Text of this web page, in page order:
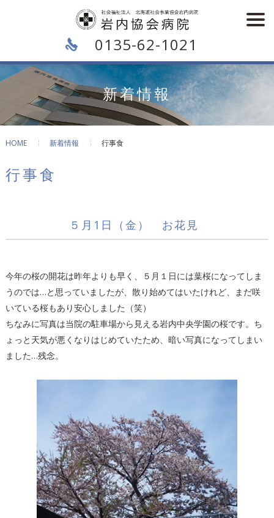
0135-62-1021
新着情報
HOME 新着情報 行事食
行事食
５月1日（金） お花見
今年の桜の開花は昨年よりも早く、５月１日には葉桜になってしま
うのでは…と思っていましたが、散り始めてはいたけれど、まだ咲
いている桜もあり安心しました（笑）
ちなみに写真は当院の駐車場から見える岩内中央学園の桜です。ち
ょっと天気が悪くなりはじめていたため、暗い写真になってしまい
ました…残念。